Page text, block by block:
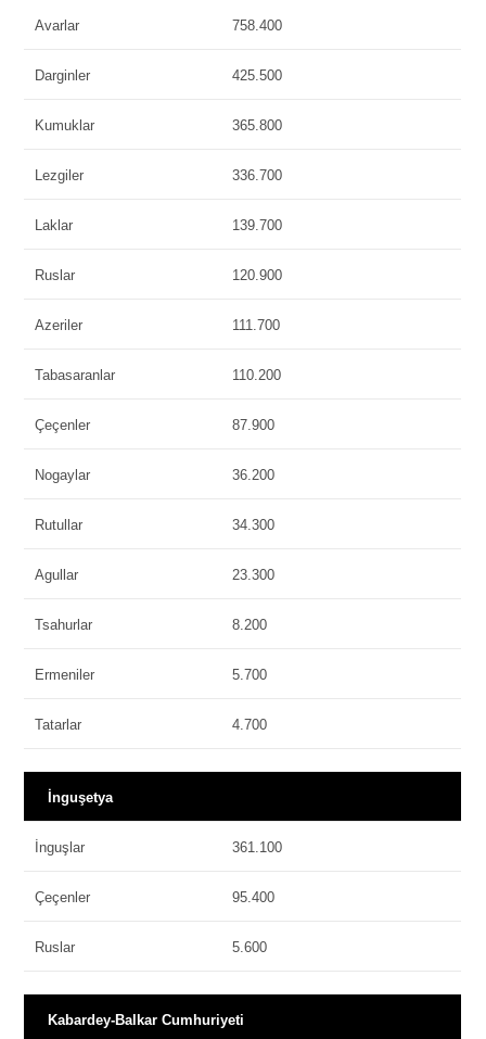
Avarlar 758.400
Darginler 425.500
Kumuklar 365.800
Lezgiler 336.700
Laklar 139.700
Ruslar 120.900
Azeriler 111.700
Tabasaranlar 110.200
Çeçenler 87.900
Nogaylar 36.200
Rutullar 34.300
Agullar 23.300
Tsahurlar 8.200
Ermeniler 5.700
Tatarlar 4.700
İnguşetya
İnguşlar 361.100
Çeçenler 95.400
Ruslar 5.600
Kabardey-Balkar Cumhuriyeti